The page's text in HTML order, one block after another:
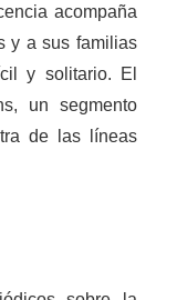
acompaña
y a sus familias
y solitario. El
un segmento
de las líneas